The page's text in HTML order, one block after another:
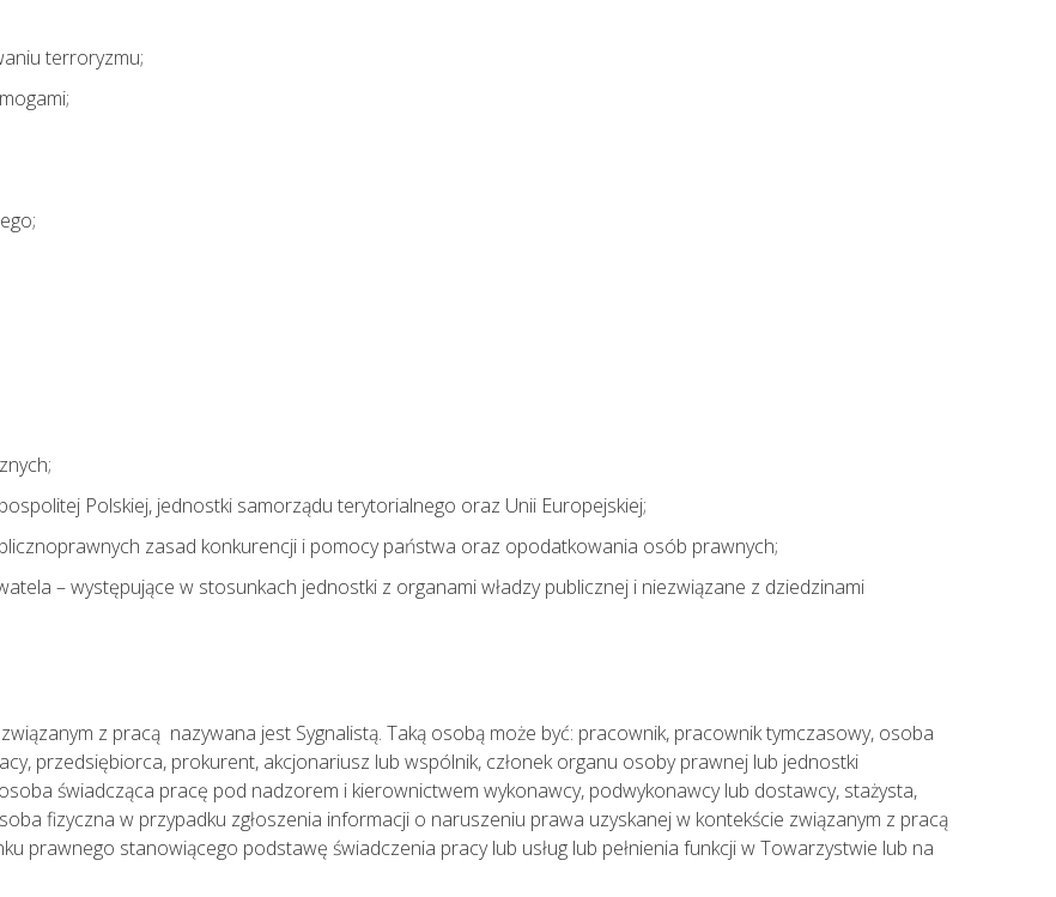
terroryzmu;
Polskiej, jednostki samorządu terytorialnego oraz Unii Europejskiej;
zasad konkurencji i pomocy państwa oraz opodatkowania osób prawnych;
– występujące w stosunkach jednostki z organami władzy publicznej i niezwiązane z dziedzinami
z pracą nazywana jest Sygnalistą. Taką osobą może być: pracownik, pracownik tymczasowy, osoba
przedsiębiorca, prokurent, akcjonariusz lub wspólnik, członek organu osoby prawnej lub jednostki
świadcząca pracę pod nadzorem i kierownictwem wykonawcy, podwykonawcy lub dostawcy, stażysta,
fizyczna w przypadku zgłoszenia informacji o naruszeniu prawa uzyskanej w kontekście związanym z pracą
prawnego stanowiącego podstawę świadczenia pracy lub usług lub pełnienia funkcji w Towarzystwie lub na